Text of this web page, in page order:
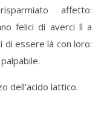
affetto:
felici di averci lì a
di essere là con loro:
dell’acido lattico.